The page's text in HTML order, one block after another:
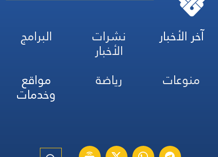
آخر الأخبار نشرات
الأخبار
البرامج
منوعات
رياضة مواقع
وخدمات